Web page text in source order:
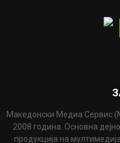
Македонски Медиа Сервис
2008 година. Основна
продукција на